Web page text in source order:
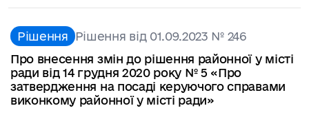
Рішення Рішення від 01.09.2023 № 246
Про внесення змін до рішення районної у місті
ради від 14 грудня 2020 року № 5 «Про
затвердження на посаді керуючого справами
виконкому районної у місті ради»